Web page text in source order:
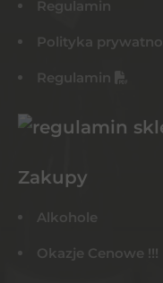
Regulamin
Polityka
Regulamin
Zakupy
Alkohole
Okazje Cenowe !!!